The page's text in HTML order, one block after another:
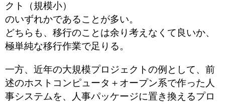
クト（規模小）
のいずれかであることが多い。
どちらも、移行のことは余り考えなくて良いか、
極単純な移行作業で足りる。
一方、近年の大規模プロジェクトの例として、前
述のホストコンピュータ＋オープン系で作った人
事システムを、人事パッケージに置き換えるプロ